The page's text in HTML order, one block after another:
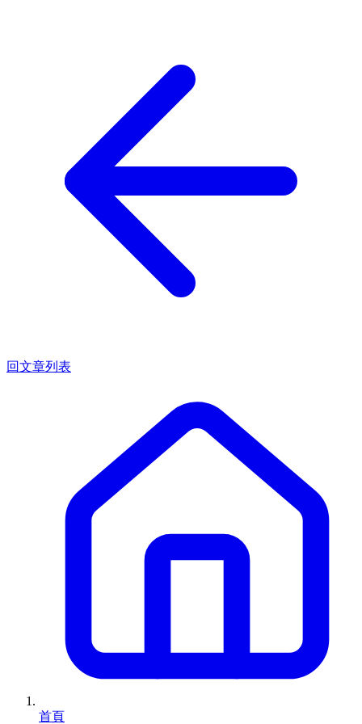
回文章列表
首頁